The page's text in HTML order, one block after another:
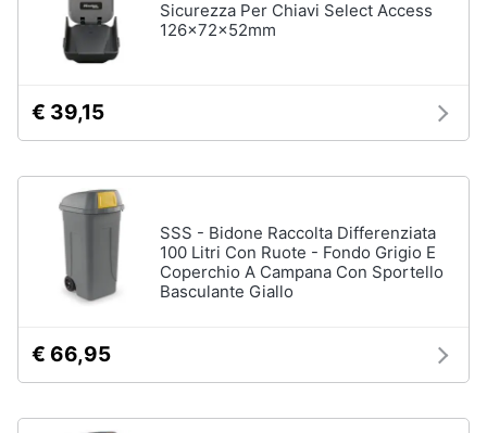
Libri,
dvd
Festività
e
ricorrenze
Promozioni
Sicurezza Per Chiavi Select Access
126x72x52mm
€ 39,15
SSS - Bidone Raccolta Differenziata
100 Litri Con Ruote - Fondo Grigio E
Coperchio A Campana Con Sportello
Basculante Giallo
€ 66,95